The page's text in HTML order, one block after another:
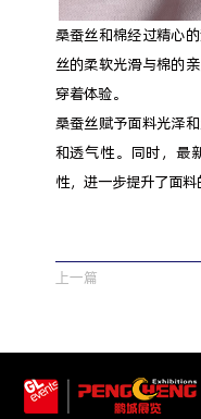
桑蚕丝和棉经过精心
丝的柔软光滑与棉的
穿着体验。
桑蚕丝赋予面料光泽
和透气性。同时，最
性，进一步提升了面料
上一篇